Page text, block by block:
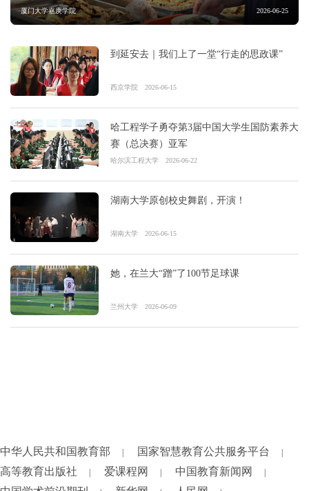
厦门大学嘉庚学院 2026-06-25
到延安去｜我们上了一堂“行走的思政课”
西京学院 2026-06-15
哈工程学子勇夺第3届中国大学生国防素养大
赛（总决赛）亚军
哈尔滨工程大学 2026-06-22
湖南大学原创校史舞剧，开演！
湖南大学 2026-06-15
她，在兰大“蹭”了100节足球课
兰州大学 2026-06-09
中华人民共和国教育部 | 国家智慧教育公共服务平台 |
高等教育出版社 | 爱课程网 | 中国教育新闻网 |